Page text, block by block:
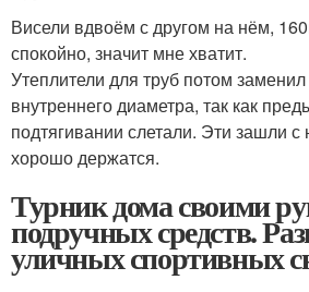
Висели вдвоём с другом на нём,
спокойно, значит мне хватит.
Утеплители для труб потом
внутреннего диаметра, так как
подтягивании слетали. Эти зашли с
хорошо держатся.
Турник дома своими
подручных средств.
уличных спортивных